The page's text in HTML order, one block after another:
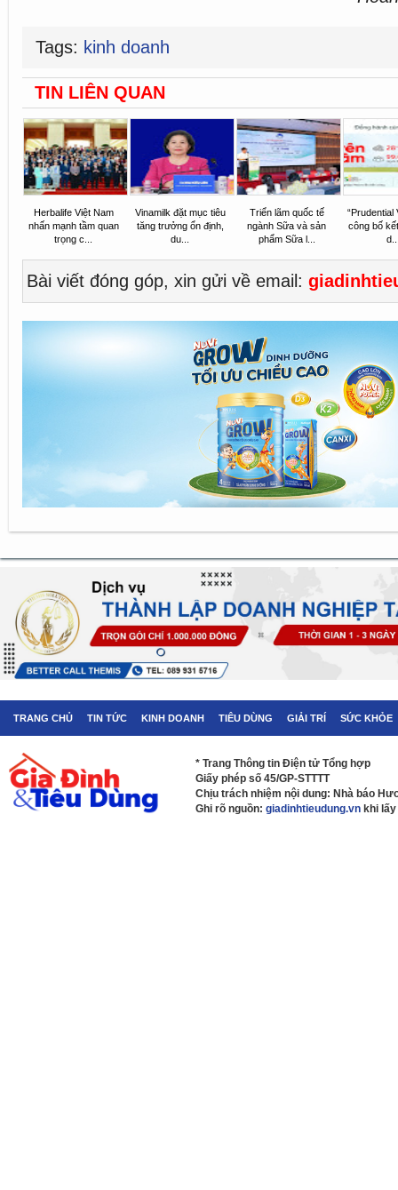
Tags: kinh doanh
TIN LIÊN QUAN
Herbalife Việt Nam
nhấn mạnh tầm quan
trọng c...
Vinamilk đặt mục tiêu
tăng trưởng ổn định,
du...
Triển lãm quốc tế
ngành Sữa và sản
phẩm Sữa l...
“Prudential
công bố
Bài viết đóng góp, xin gửi về email:
TRANG CHỦ TIN TỨC KINH DOANH TIÊU DÙNG GIẢI TRÍ SỨC KHỎE
* Trang Thông tin Điện tử Tổng hợp
Giấy phép số 45/GP-STTTT
Chịu trách nhiệm nội dung: Nhà báo
Ghi rõ nguồn: giadinhtieudung.vn khi